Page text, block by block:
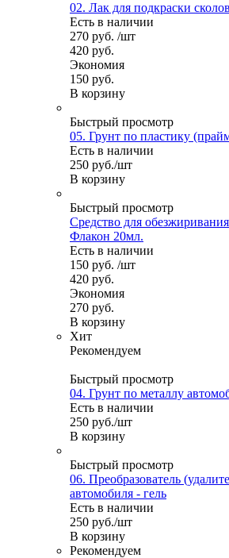
02. Лак для подкраски
Есть в наличии
270 руб. /шт
420 руб.
Экономия
150 руб.
В корзину
Быстрый просмотр
05. Грунт по пластику
Есть в наличии
250 руб./шт
В корзину
Быстрый просмотр
Средство для
Флакон 20мл.
Есть в наличии
150 руб. /шт
420 руб.
Экономия
270 руб.
В корзину
Хит
Рекомендуем
Быстрый просмотр
04. Грунт по металлу
Есть в наличии
250 руб./шт
В корзину
Быстрый просмотр
06. Преобразователь
автомобиля - гель
Есть в наличии
250 руб./шт
В корзину
Рекомендуем